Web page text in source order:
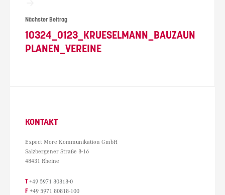
Nächster Beitrag
10324_0123_KRUESELMANN_BAUZAUN
PLANEN_VEREINE
KONTAKT
Expect More Kommunikation GmbH
Salzbergener Straße 8-16
48431 Rheine
T +49 5971 80818-0
F +49 5971 80818-100